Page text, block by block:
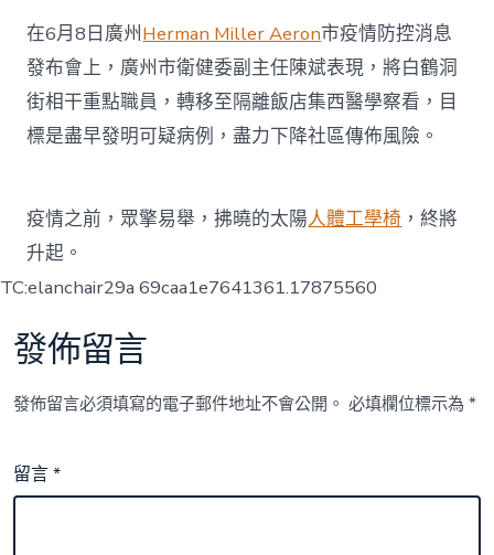
在6月8日廣州 Herman Miller Aeron市疫情防控消息
發布會上，廣州市衛健委副主任陳斌表現，將白鶴洞
街相干重點職員，轉移至隔離飯店集西醫學察看，目
標是盡早發明可疑病例，盡力下降社區傳佈風險。
疫情之前，眾擎易舉，拂曉的太陽人體工學椅 ，終將
升起。
TC:elanchair29a 69caa1e7641361.17875560
發佈留言
發佈留言必須填寫的電子郵件地址不會公開。 必填欄位標示為*
留言*